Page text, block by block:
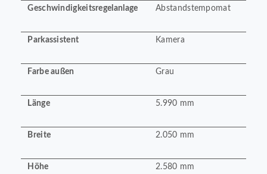
Geschwindigkeitsregelanlage Abstandstempomat
Parkassistent Kamera
Farbe außen Grau
Länge 5.990 mm
Breite 2.050 mm
Höhe 2.580 mm